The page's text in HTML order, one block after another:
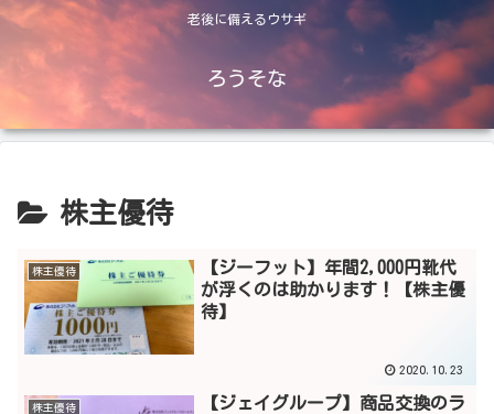
老後に備えるウサギ
ろうそな
株主優待
株主優待
【ジーフット】年間2,000円靴代
が浮くのは助かります！【株主優
待】
2020.10.23
株主優待
【ジェイグループ】商品交換のラ